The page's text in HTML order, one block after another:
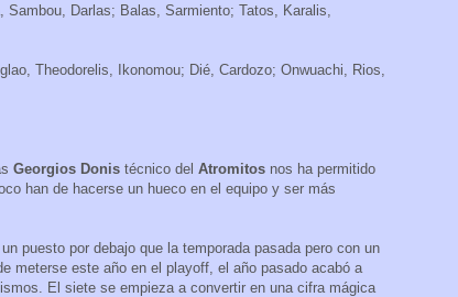
Sambou, Darlas; Balas, Sarmiento; Tatos, Karalis,
Theodorelis, Ikonomou; Dié, Cardozo; Onwuachi, Rios,
Georgios Donis técnico del Atromitos nos ha permitido
han de hacerse un hueco en el equipo y ser más
puesto por debajo que la temporada pasada pero con un
meterse este año en el playoff, el año pasado acabó a
El siete se empieza a convertir en una cifra mágica